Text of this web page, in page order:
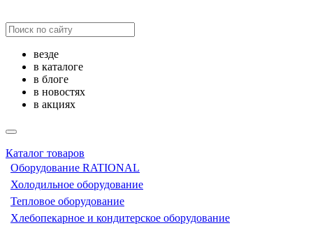
везде
в каталоге
в блоге
в новостях
в акциях
Каталог товаров
Оборудование RATIONAL
Холодильное оборудование
Тепловое оборудование
Хлебопекарное и кондитерское оборудование